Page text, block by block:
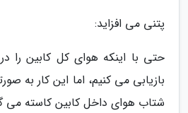
پتنی می افزاید:
حتی با اینکه هوای کل کابین را
بازیابی می کنیم، اما این کار به
شتاب هوای داخل کابین کاسته می